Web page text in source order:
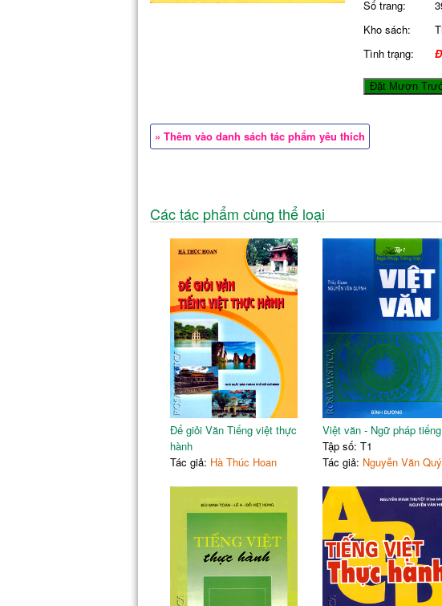
Số trang:
Kho sách:
Tình trạng:
Đặt Mượn
» Thêm vào danh sách tác phẩm yêu thích
Các tác phẩm cùng thể loại
Để giỏi Văn Tiếng việt thực
hành
Tác giả: Hà Thúc Hoan
Việt văn - Ngữ pháp
Tập số: T1
Tác giả: Nguyễn Văn